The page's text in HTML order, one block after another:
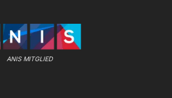
ANIS MITGLIED